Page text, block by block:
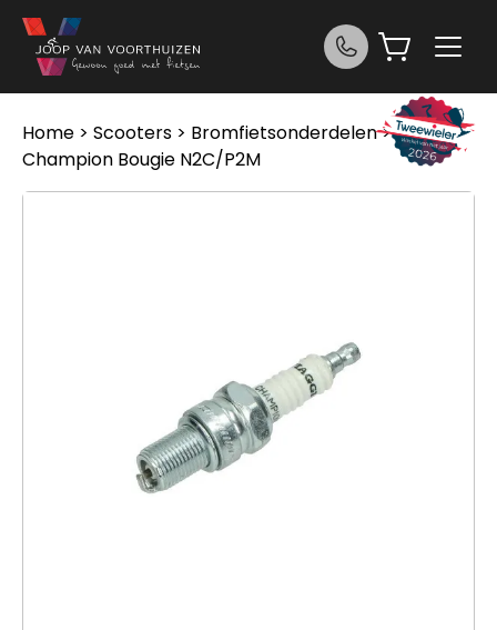
Ga naar de inhoud
Home > Scooters > Bromfietsonderdelen>
Champion Bougie N2C/P2M